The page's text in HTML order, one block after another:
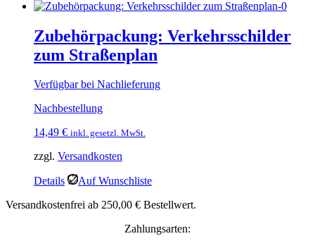
Zubehörpackung: Verkehrsschilder
zum Straßenplan
Verfügbar bei Nachlieferung
Nachbestellung
14,49 € inkl. gesetzl. MwSt.
zzgl. Versandkosten
Details
Auf Wunschliste
Versandkostenfrei ab 250,00 € Bestellwert.
Zahlungsarten: